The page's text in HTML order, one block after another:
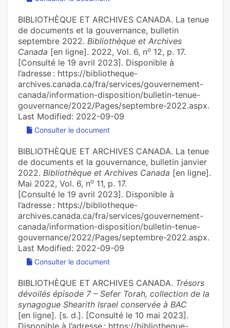
BIBLIOTHÈQUE ET ARCHIVES CANADA. La tenue
de documents et la gouvernance, bulletin
septembre 2022. Bibliothèque et Archives
Canada [en ligne]. 2022, Vol. 6, no 12, p. 17.
[Consulté le 19 avril 2023]. Disponible à
l’adresse : https://bibliotheque-
archives.canada.ca/fra/services/gouvernement-
canada/information-disposition/bulletin-tenue-
gouvernance/2022/Pages/septembre-2022.aspx.
Last Modified: 2022-09-09
Consulter le document
BIBLIOTHÈQUE ET ARCHIVES CANADA. La tenue
de documents et la gouvernance, bulletin janvier
2022. Bibliothèque et Archives Canada [en ligne].
Mai 2022, Vol. 6, no 11, p. 17.
[Consulté le 19 avril 2023]. Disponible à
l’adresse : https://bibliotheque-
archives.canada.ca/fra/services/gouvernement-
canada/information-disposition/bulletin-tenue-
gouvernance/2022/Pages/septembre-2022.aspx.
Last Modified: 2022-09-09
Consulter le document
BIBLIOTHÈQUE ET ARCHIVES CANADA. Trésors
dévoilés épisode 7 – Sefer Torah, collection de la
synagogue Shearith Israel conservée à BAC
[en ligne]. [s. d.]. [Consulté le 10 mai 2023].